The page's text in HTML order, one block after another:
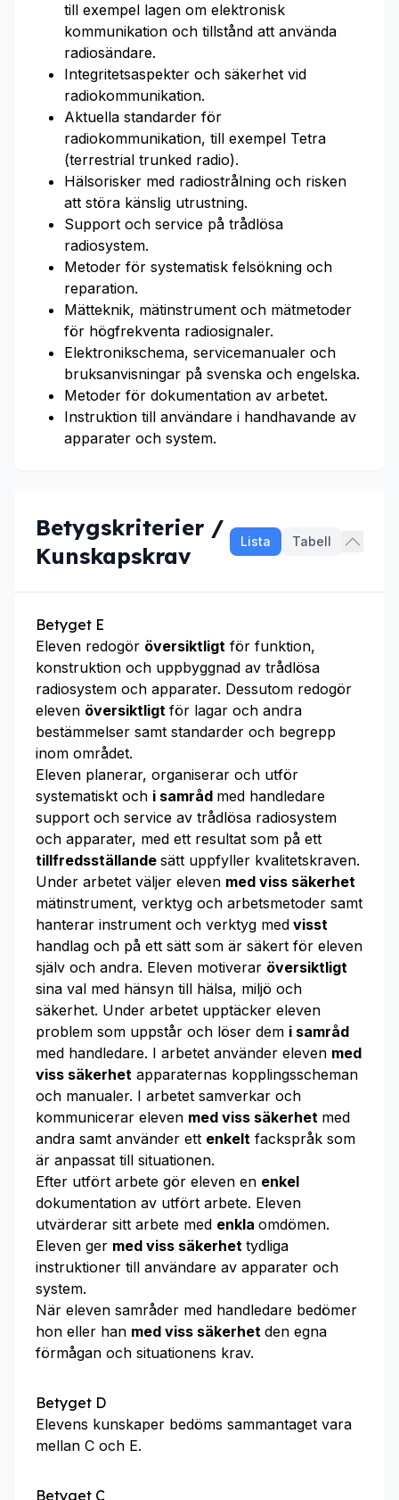
till exempel lagen om elektronisk
kommunikation och tillstånd att använda
radiosändare.
Integritetsaspekter och säkerhet vid
radiokommunikation.
Aktuella standarder för
radiokommunikation, till exempel Tetra
(terrestrial trunked radio).
Hälsorisker med radiostrålning och risken
att störa känslig utrustning.
Support och service på trådlösa
radiosystem.
Metoder för systematisk felsökning och
reparation.
Mätteknik, mätinstrument och mätmetoder
för högfrekventa radiosignaler.
Elektronikschema, servicemanualer och
bruksanvisningar på svenska och engelska.
Metoder för dokumentation av arbetet.
Instruktion till användare i handhavande av
apparater och system.
Betygskriterier /
Kunskapskrav
Lista Tabell
Betyget E
Eleven redogör översiktligt för funktion,
konstruktion och uppbyggnad av trådlösa
radiosystem och apparater. Dessutom redogör
eleven översiktligt för lagar och andra
bestämmelser samt standarder och begrepp
inom området.
Eleven planerar, organiserar och utför
systematiskt och i samråd med handledare
support och service av trådlösa radiosystem
och apparater, med ett resultat som på ett
tillfredsställande sätt uppfyller kvalitetskraven.
Under arbetet väljer eleven med viss säkerhet
mätinstrument, verktyg och arbetsmetoder samt
hanterar instrument och verktyg med visst
handlag och på ett sätt som är säkert för eleven
själv och andra. Eleven motiverar översiktligt
sina val med hänsyn till hälsa, miljö och
säkerhet. Under arbetet upptäcker eleven
problem som uppstår och löser dem i samråd
med handledare. I arbetet använder eleven med
viss säkerhet apparaternas kopplingsscheman
och manualer. I arbetet samverkar och
kommunicerar eleven med viss säkerhet med
andra samt använder ett enkelt fackspråk som
är anpassat till situationen.
Efter utfört arbete gör eleven en enkel
dokumentation av utfört arbete. Eleven
utvärderar sitt arbete med enkla omdömen.
Eleven ger med viss säkerhet tydliga
instruktioner till användare av apparater och
system.
När eleven samråder med handledare bedömer
hon eller han med viss säkerhet den egna
förmågan och situationens krav.
Betyget D
Elevens kunskaper bedöms sammantaget vara
mellan C och E.
Betyget C